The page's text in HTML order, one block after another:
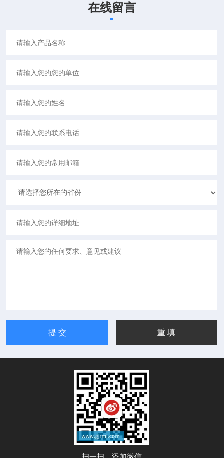
在线留言
扫一扫，添加微信